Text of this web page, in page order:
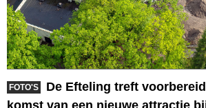
FOTO'S
De Efteling treft
komst van een nieuwe attractie